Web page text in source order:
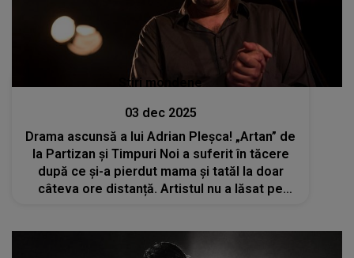
Stiri mondene
03 dec 2025
Drama ascunsă a lui Adrian Pleșca! „Artan” de
la Partizan și Timpuri Noi a suferit în tăcere
după ce și-a pierdut mama și tatăl la doar
câteva ore distanță. Artistul nu a lăsat pe